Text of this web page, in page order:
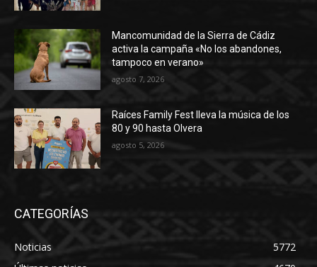
Mancomunidad de la Sierra de Cádiz
activa la campaña «No los abandones,
tampoco en verano»
agosto 7, 2026
Raíces Family Fest lleva la música de los
80 y 90 hasta Olvera
agosto 5, 2026
CATEGORÍAS
Noticias
5772